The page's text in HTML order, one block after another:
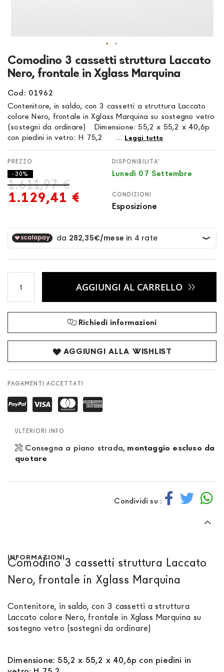
Comodino 3 cassetti struttura Laccato
Nero, frontale in Xglass Marquina
Cod: 01962
Contenitore, in saldo, con 3 cassetti a struttura Laccato
colore Nero, frontale in Xglass Marquina su sostegno vetro
(sostegni da ordinare) Dimensione: 55,2 x 55,2 x 40,6p
con piedini in vetro: H 75,2 ... Leggi tutto
1.129,41 €
1.611,97 €
- 30%
DISPONIBILITA'
Lunedì 07 Settembre
CONDIZIONI
Esposizione
AGGIUNGI AL CARRELLO
Richiedi informazioni
AGGIUNGI ALLA WISHLIST
PAGAMENTI ACCETTATI
ULTERIORI INFO
Consegna a piano strada, montaggio escluso da
quotare
Condividi su :
Vai
all'inizio
della
galleria
di
immagini
INFORMAZIONI
Comodino 3 cassetti struttura Laccato
Nero, frontale in Xglass Marquina
Contenitore, in saldo, con 3 cassetti a struttura
Laccato colore Nero, frontale in Xglass Marquina su
sostegno vetro (sostegni da ordinare)
Dimensione: 55,2 x 55,2 x 40,6p con piedini in